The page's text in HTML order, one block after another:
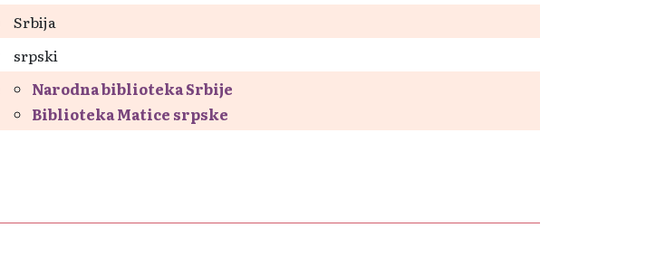
Srbija
srpski
Narodna biblioteka Srbije
Biblioteka Matice srpske